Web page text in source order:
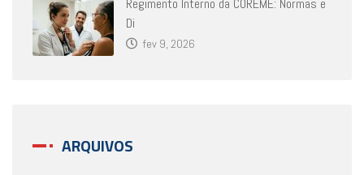
Regimento Interno da COREME: Normas e
Di
fev 9, 2026
ARQUIVOS